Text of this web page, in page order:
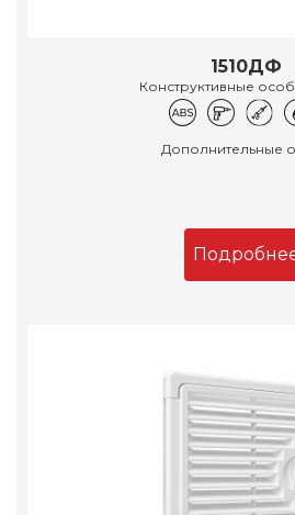
1510ДФ
Конструктивные
Дополнительные